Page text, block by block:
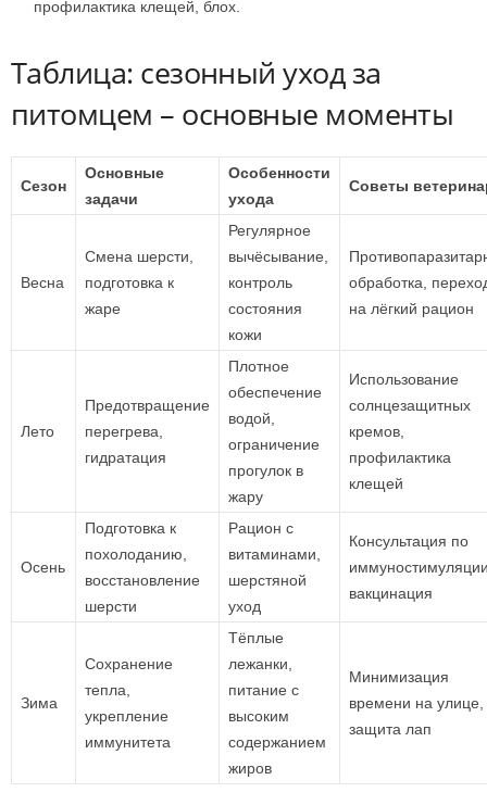
профилактика клещей, блох.
Таблица: сезонный уход за
питомцем – основные моменты
Сезон
Основные
задачи
Особенности
ухода
Советы
Весна
Смена шерсти,
подготовка к
жаре
Регулярное
вычёсывание,
контроль
состояния
кожи
обработка,
на лёгкий рацион
Лето
Предотвращение
перегрева,
гидратация
Плотное
обеспечение
водой,
ограничение
прогулок в
жару
Использование
солнцезащитных
кремов,
профилактика
клещей
Осень
Подготовка к
похолоданию,
восстановление
шерсти
Рацион с
витаминами,
шерстяной
уход
Консультация по
вакцинация
Зима
Сохранение
тепла,
укрепление
иммунитета
Тёплые
лежанки,
питание с
высоким
содержанием
жиров
Минимизация
времени на улице,
защита лап